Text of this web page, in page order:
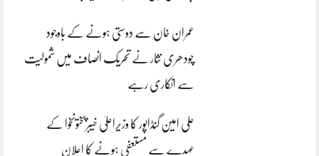
عمران خان سے دوستی ہونے کے باوجود
چودھری نثار نے تحریک انصاف میں شمولیت
سے انکاری رہے
علی امین گنڈاپور کا وزیراعلیٰ خیبرپختونخوا کے
عہدے سے مستعفی ہونے کا اعلان